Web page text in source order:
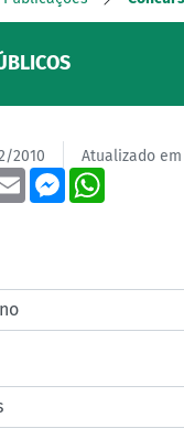
2010 Atualizado
EmailMessenger